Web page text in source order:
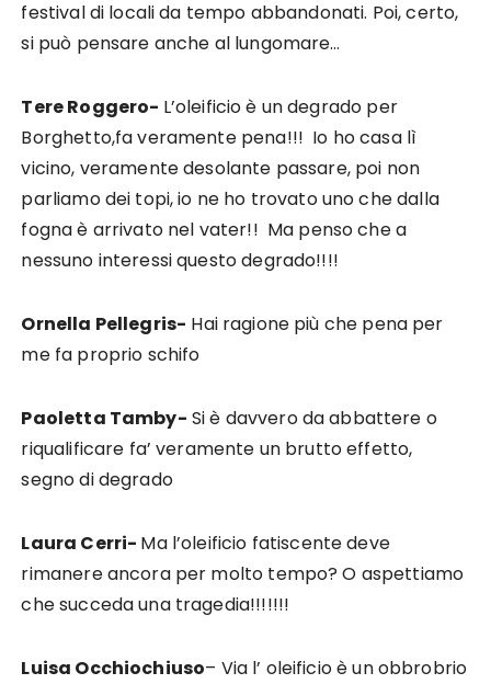
festival di locali da tempo abbandonati. Poi, certo,
si può pensare anche al lungomare…
Tere Roggero- L’oleificio è un degrado per
Borghetto,fa veramente pena!!! Io ho casa lì
vicino, veramente desolante passare, poi non
parliamo dei topi, io ne ho trovato uno che dalla
fogna è arrivato nel vater!! Ma penso che a
nessuno interessi questo degrado!!!!
Ornella Pellegris- Hai ragione più che pena per
me fa proprio schifo
Paoletta Tamby- Si è davvero da abbattere o
riqualificare fa’ veramente un brutto effetto,
segno di degrado
Laura Cerri- Ma l’oleificio fatiscente deve
rimanere ancora per molto tempo? O aspettiamo
che succeda una tragedia!!!!!!!
Luisa Occhiochiuso– Via l’ oleificio è un obbrobrio